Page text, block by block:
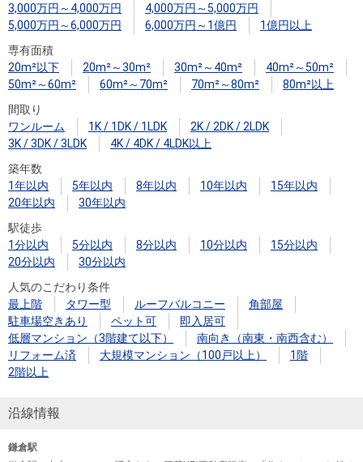
3,000万円～4,000万円
4,000万円～5,000万円
5,000万円～6,000万円
6,000万円～1億円
1億円以上
専有面積
20m²以下
20m²～30m² 30m²～40m²
40m²～50m²
50m²～60m²
60m²～70m² 70m²～80m²
80m²以上
間取り
ワンルーム
1K / 1DK / 1LDK
2K / 2DK / 2LDK
3K / 3DK / 3LDK
4K / 4DK / 4LDK以上
築年数
1年以内
5年以内 8年以内 10年以内
15年以内
20年以内
30年以内
駅徒歩
1分以内
5分以内 8分以内 10分以内
15分以内
20分以内
30分以内
人気のこだわり条件
最上階
タワー型 ルーフバルコニー
角部屋
駐車場空きあり
ペット可
即入居可
低層マンション（3階建て以下）
南向き（南東・南西含む）
リフォーム済
大規模マンション（100戸以上）
1階
2階以上
沿線情報
鎌倉駅